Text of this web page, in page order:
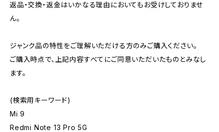
返品・交換・返金はいかなる理由においてもお受けしておりませ
ん。
ジャンク品の特性をご理解いただける方のみご購入ください。
ご購入時点で、上記内容すべてにご同意いただいたものとみなし
ます。
(検索用キーワード)
Mi 9
Redmi Note 13 Pro 5G